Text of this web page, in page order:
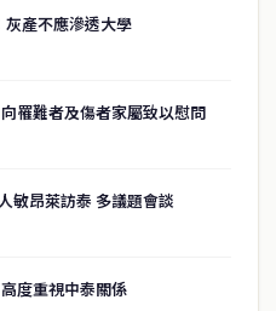
產不應滲透大學
罹難者及傷者家屬致以慰問
敏昂萊訪泰 多議題會談
度重視中泰關係
於曼谷的中文新聞媒體，致力於
。
工商